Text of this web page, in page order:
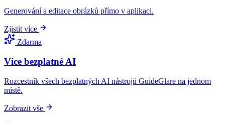
Generování a editace obrázků přímo v aplikaci.
Zjistit více
Zdarma
Více bezplatné AI
Rozcestník všech bezplatných AI nástrojů GuideGlare na jednom
místě.
Zobrazit vše